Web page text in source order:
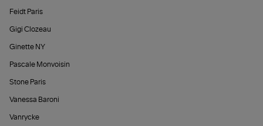
Feidt Paris
Gigi Clozeau
Ginette NY
Pascale Monvoisin
Stone Paris
Vanessa Baroni
Vanrycke